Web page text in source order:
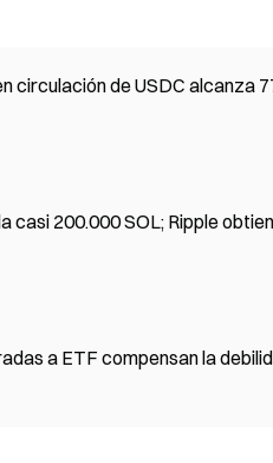
de USDC alcanza
casi 200.000 SOL; Ripple
a ETF compensan la